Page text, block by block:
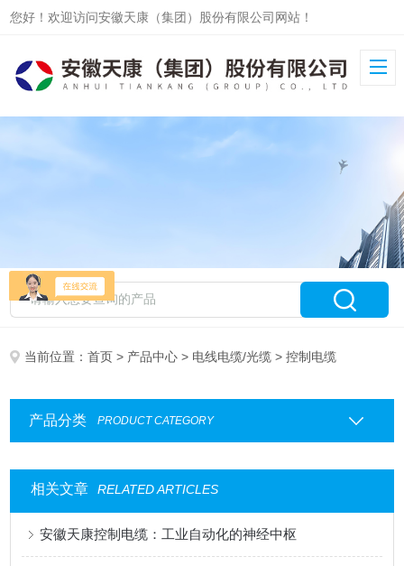
您好！欢迎访问安徽天康（集团）股份有限公司网站！
当前位置：首页 > 产品中心 > 电线电缆/光缆 > 控制电缆
产品分类 PRODUCT CATEGORY
相关文章 RELATED ARTICLES
安徽天康控制电缆：工业自动化的神经中枢